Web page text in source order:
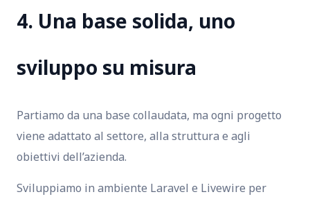
4. Una base solida, uno
sviluppo su misura
Partiamo da una base collaudata, ma ogni progetto
viene adattato al settore, alla struttura e agli
obiettivi dell’azienda.
Sviluppiamo in ambiente Laravel e Livewire per